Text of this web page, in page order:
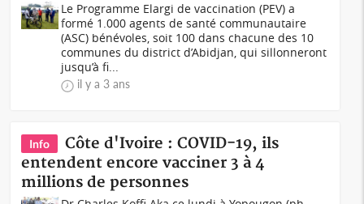
Le Programme Elargi de vaccination (PEV) a
formé 1.000 agents de santé communautaire
(ASC) bénévoles, soit 100 dans chacune des 10
communes du district d’Abidjan, qui sillonneront
jusqu’à fi...
il y a 3 ans
Info
Côte d'Ivoire : COVID-19, ils
entendent encore vacciner 3 à 4
millions de personnes